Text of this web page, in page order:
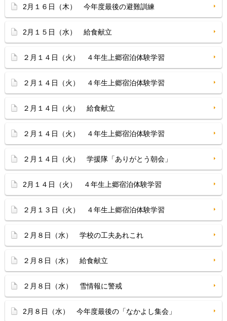
2月１６日（木） 今年度最後の避難訓練
2月１５日（水） 給食献立
２月１４日（火） ４年生上郷宿泊体験学習
２月１４日（火） ４年生上郷宿泊体験学習
２月１４日（火） 給食献立
２月１４日（火） ４年生上郷宿泊体験学習
２月１４日（火） 学援隊「ありがとう朝会」
2月１４日（火） ４年生上郷宿泊体験学習
２月１３日（火） ４年生上郷宿泊体験学習
２月８日（水） 学校の工夫あれこれ
２月８日（水） 給食献立
２月８日（水） 雪情報に警戒
2月８日（水） 今年度最後の「なかよし集会」